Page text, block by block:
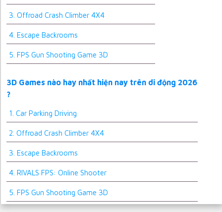
3. Offroad Crash Climber 4X4
4. Escape Backrooms
5. FPS Gun Shooting Game 3D
3D Games nào hay nhất hiện nay trên di động 2026
?
1. Car Parking Driving
2. Offroad Crash Climber 4X4
3. Escape Backrooms
4. RIVALS FPS: Online Shooter
5. FPS Gun Shooting Game 3D